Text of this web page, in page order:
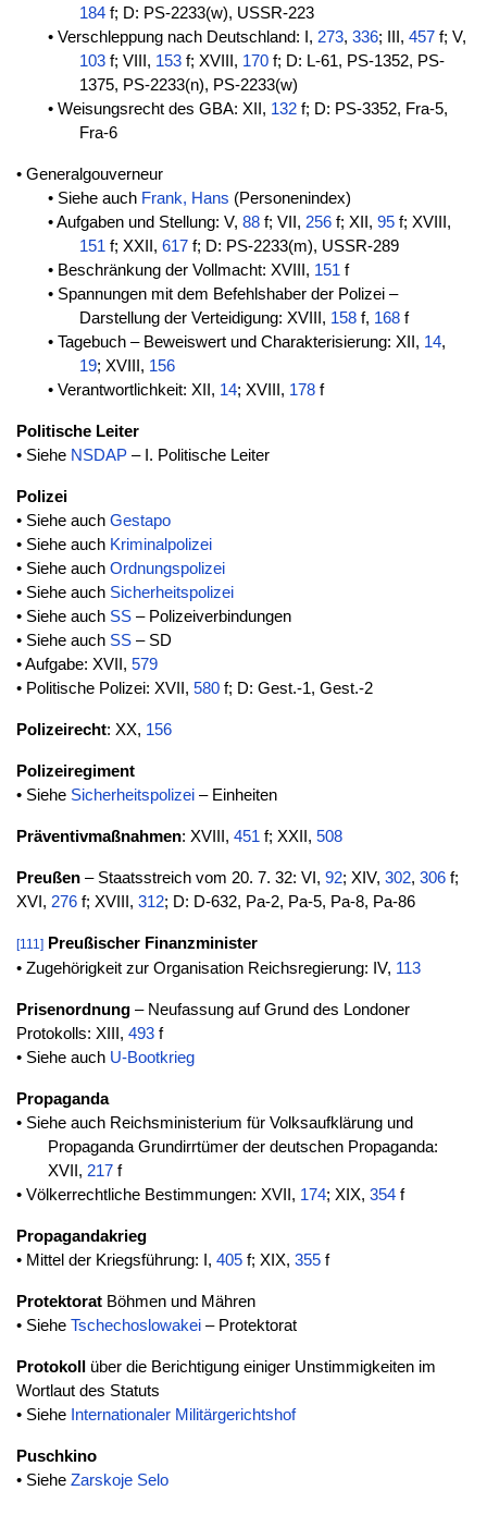
184 f; D: PS-2233(w), USSR-223
• Verschleppung nach Deutschland: I, 273, 336; III, 457f; V,
103 f; VIII, 153 f; XVIII, 170 f; D: L-61, PS-1352, PS-
1375, PS-2233(n), PS-2233(w)
• Weisungsrecht des GBA: XII, 132f; D: PS-3352, Fra-5,
Fra-6
• Generalgouverneur
• Siehe auch Frank, Hans (Personenindex)
• Aufgaben und Stellung: V, 88f; VII, 256f; XII, 95f; XVIII,
151 f; XXII,617 f; D: PS-2233(m), USSR-289
• Beschränkung der Vollmacht: XVIII, 151f
• Spannungen mit dem Befehlshaber der Polizei –
Darstellung der Verteidigung: XVIII, 158 f, 168 f
• Tagebuch – Beweiswert und Charakterisierung: XII, 14,
19; XVIII, 156
• Verantwortlichkeit: XII, 14; XVIII, 178f
Politische Leiter
• Siehe NSDAP– I. Politische Leiter
Polizei
• Siehe auch Gestapo
• Siehe auch Kriminalpolizei
• Siehe auch Ordnungspolizei
• Siehe auch Sicherheitspolizei
• Siehe auch SS– Polizeiverbindungen
• Siehe auch SS– SD
• Aufgabe: XVII, 579
• Politische Polizei: XVII, 580f; D: Gest.-1, Gest.-2
Polizeirecht: XX, 156
Polizeiregiment
• Siehe Sicherheitspolizei– Einheiten
Präventivmaßnahmen: XVIII, 451f; XXII, 508
Preußen– Staatsstreich vom 20. 7. 32: VI, 92; XIV, 302, 306f;
XVI, 276f; XVIII, 312; D: D-632, Pa-2, Pa-5, Pa-8, Pa-86
[111]Preußischer Finanzminister
• Zugehörigkeit zur Organisation Reichsregierung: IV, 113
Prisenordnung– Neufassung auf Grund des Londoner
Protokolls: XIII, 493f
• Siehe auch U-Bootkrieg
Propaganda
• Siehe auch Reichsministerium für Volksaufklärung und
Propaganda Grundirrtümer der deutschen Propaganda:
XVII, 217f
• Völkerrechtliche Bestimmungen: XVII, 174; XIX, 354f
Propagandakrieg
• Mittel der Kriegsführung: I, 405f; XIX, 355f
ProtektoratBöhmen und Mähren
• Siehe Tschechoslowakei– Protektorat
Protokoll
über die Berichtigung einiger Unstimmigkeiten im
Wortlaut des Statuts
• Siehe Internationaler Militärgerichtshof
Puschkino
• Siehe Zarskoje Selo